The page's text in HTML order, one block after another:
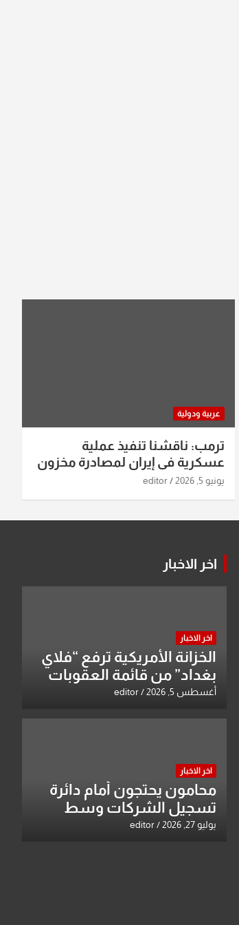
عربية ودولية
ترمب: ناقشنا تنفيذ عملية
عسكرية في إيران لمصادرة مخزون
اليورانيوم
يونيو 5, 2026 editor
اخر الاخبار
اخر الاخبار
الخزانة الأمريكية ترفع “فلاي
بغداد” من قائمة العقوبات
وتبقي اسم مالكها مدرجا
أغسطس 5, 2026 editor
اخر الاخبار
محامون يحتجون أمام دائرة
تسجيل الشركات وسط
بغداد
يوليو 27, 2026 editor